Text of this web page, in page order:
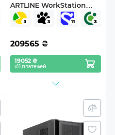
ARTLINE WorkStation
W96 (W96v71)
209565 ₴
19052 ₴
х11 платежей